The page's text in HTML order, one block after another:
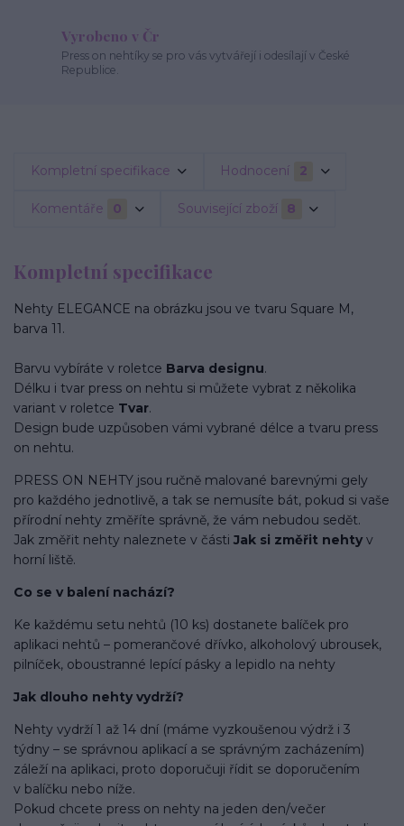
Vyrobeno v Čr
Press on nehtíky se pro vás vytvářejí i odesílají v České
Republice.
Kompletní specifikace Hodnocení 2
Komentáře 0 Související zboží 8
Kompletní specifikace
Nehty ELEGANCE na obrázku jsou ve tvaru Square M,
barva 11.
Barvu vybíráte v roletce Barva designu.
Délku i tvar press on nehtu si můžete vybrat z několika
variant v roletce Tvar.
Design bude uzpůsoben vámi vybrané délce a tvaru press
on nehtu.
PRESS ON NEHTY jsou ručně malované barevnými gely
pro každého jednotlivě, a tak se nemusíte bát, pokud si vaše
přírodní nehty změříte správně, že vám nebudou sedět.
Jak změřit nehty naleznete v části Jak si změřit nehty v
horní liště.
Co se v balení nachází?
Ke každému setu nehtů (10 ks) dostanete balíček pro
aplikaci nehtů – pomerančové dřívko, alkoholový ubrousek,
pilníček, oboustranné lepící pásky a lepidlo na nehty
Jak dlouho nehty vydrží?
Nehty vydrží 1 až 14 dní (máme vyzkoušenou výdrž i 3
týdny – se správnou aplikací a se správným zacházením)
záleží na aplikaci, proto doporučuji řídit se doporučením
v balíčku nebo níže.
Pokud chcete press on nehty na jeden den/večer